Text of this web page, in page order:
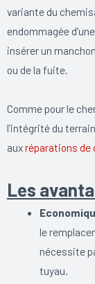
variante du
endommagée
insérer un
ou de la fuite.
Comme pour le
l’intégrité du
auxréparations de
Les
le
nécessite
tuyau.